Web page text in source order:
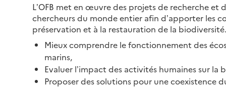
avec les Solutions
fondées sur la Nature »
15 septembre 2026 - 13 novembre
2026
France entière
L’OFB met en œuvre des projets de recherche
chercheurs du monde entier afin d’apporter les
préservation et à la restauration de la
Mieux comprendre le fonctionnement des
marins,
Evaluer l’impact des activités humaines sur la
Proposer des solutions pour une coexistence